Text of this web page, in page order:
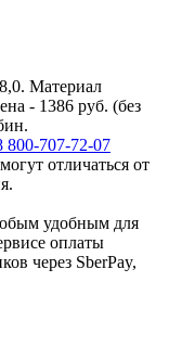
Материал
- 1386 руб. (без
800-707-72-07
отличаться от
удобным для
оплаты
через SberPay,